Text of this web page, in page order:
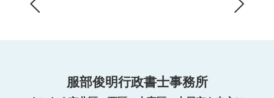
服部俊明行政書士事務所